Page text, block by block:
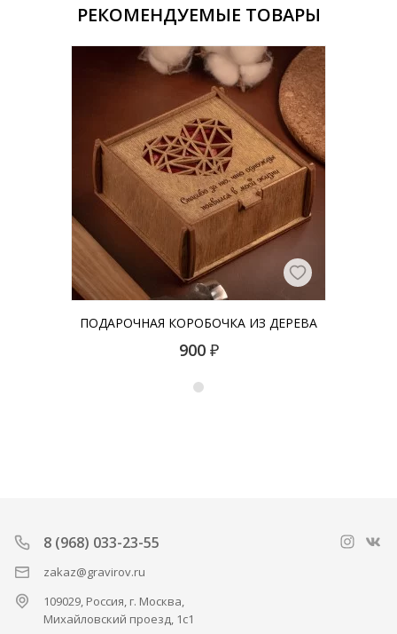
РЕКОМЕНДУЕМЫЕ ТОВАРЫ
ПОДАРОЧНАЯ КОРОБОЧКА ИЗ ДЕРЕВА
900 ₽
8 (968) 033-23-55
zakaz@gravirov.ru
109029, Россия, г. Москва,
Михайловский проезд, 1с1